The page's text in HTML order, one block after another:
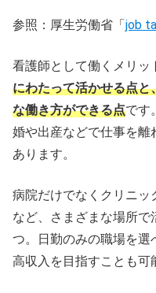
参照：厚生労働省「 job
看護師として働くメリッ
にわたって活かせる点
な働き方ができる点です
婚や出産などで仕事を
あります。
病院だけでなくクリニッ
など、さまざまな場所
つ。日勤のみの職場を
高収入を目指すことも可